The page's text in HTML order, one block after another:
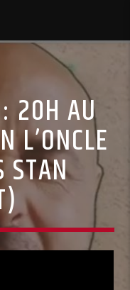
20H AU
L’ONCLE
STAN